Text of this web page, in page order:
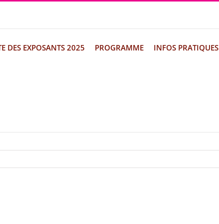
DES EXPOSANTS 2025 PROGRAMME INFOS PRATIQUES